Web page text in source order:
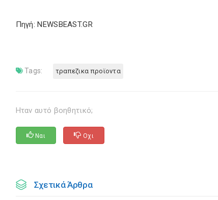
Πηγή: NEWSBEAST.GR
Tags: τραπεζικα προϊοντα
Ηταν αυτό βοηθητικό;
Ναι Οχι
Σχετικά Άρθρα